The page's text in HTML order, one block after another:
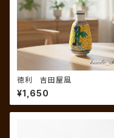
徳利 吉田屋風
¥1,650